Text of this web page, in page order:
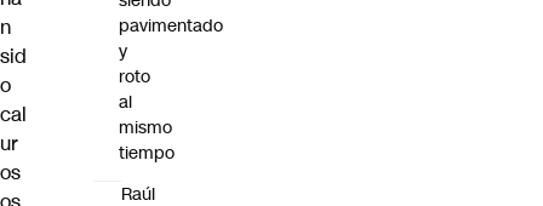
n
sid
o
cal
ur
os
pavimentado
y
roto
al
mismo
tiempo
Raúl